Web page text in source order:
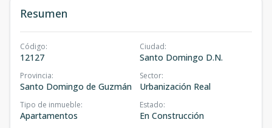
Resumen
Código:
12127
Ciudad:
Santo Domingo D.N.
Provincia:
Santo Domingo de Guzmán
Sector:
Urbanización Real
Tipo de inmueble:
Apartamentos
Estado:
En Construcción